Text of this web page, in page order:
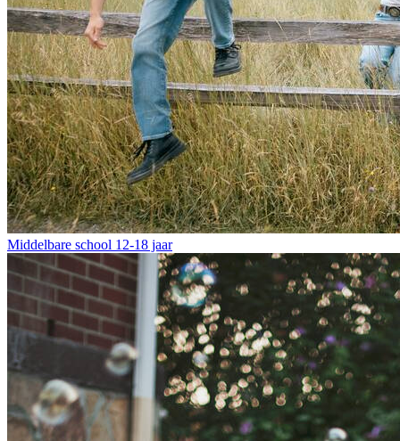
Middelbare school 12-18 jaar